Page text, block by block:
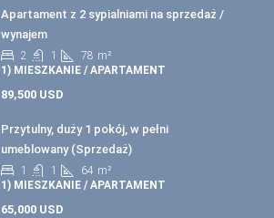
Apartament z 2 sypialniami na sprzedaż /
wynajem
2 1 78 m²
1) MIESZKANIE / APARTAMENT
89,500 USD
Przytulny, duży 1 pokój, w pełni
umeblowany (Sprzedaż)
1 1 64 m²
1) MIESZKANIE / APARTAMENT
65,000 USD